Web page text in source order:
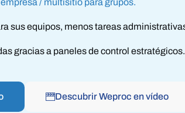
sus equipos, menos tareas
gracias a paneles de control estratégicos.
Descubrir Weproc en vídeo